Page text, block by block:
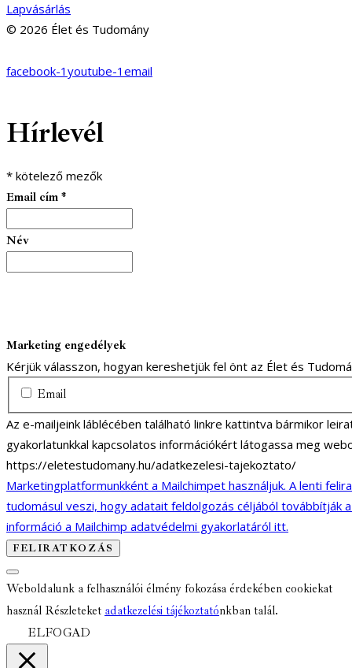
Lapvásárlás
© 2026 Élet és Tudomány
facebook-1 youtube-1 email
Hírlevél
* kötelező mezők
Email cím *
Név
Marketing engedélyek
Kérjük válasszon, hogyan kereshetjük fel önt az Élet és
Email
Az e-mailjeink láblécében található linkre kattintva bármikor
gyakorlatunkkal kapcsolatos információkért látogassa meg
https://eletestudomany.hu/adatkezelesi-tajekoztato/
Marketingplatformunkként a Mailchimpet használjuk. A lenti
tudomásul veszi, hogy adatait feldolgozás céljából továbbítják
információ a Mailchimp adatvédelmi gyakorlatáról itt.
Weboldalunk a felhasználói élmény fokozása érdekében cookiekat
használ Részleteket adatkezelési tájékoztatónkban talál.
ELFOGAD